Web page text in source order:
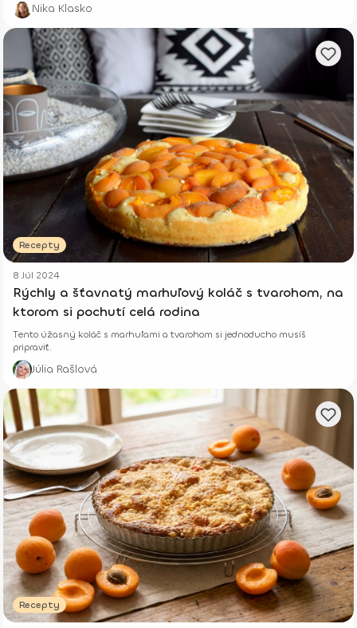
Nika Klasko
Recepty
8 Júl 2024
Rýchly a šťavnatý marhuľový koláč s tvarohom, na
ktorom si pochutí celá rodina
Tento úžasný koláč s marhuľami a tvarohom si jednoducho musíš
pripraviť.
Júlia Rašlová
Recepty